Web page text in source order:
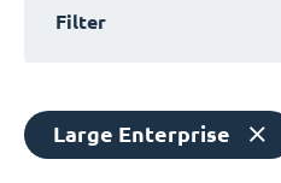
Filter
Large Enterprise